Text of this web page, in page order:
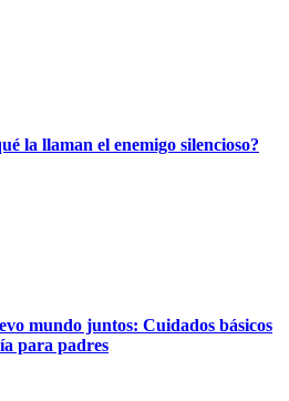
la llaman el enemigo silencioso?
mundo juntos: Cuidados básicos
para padres